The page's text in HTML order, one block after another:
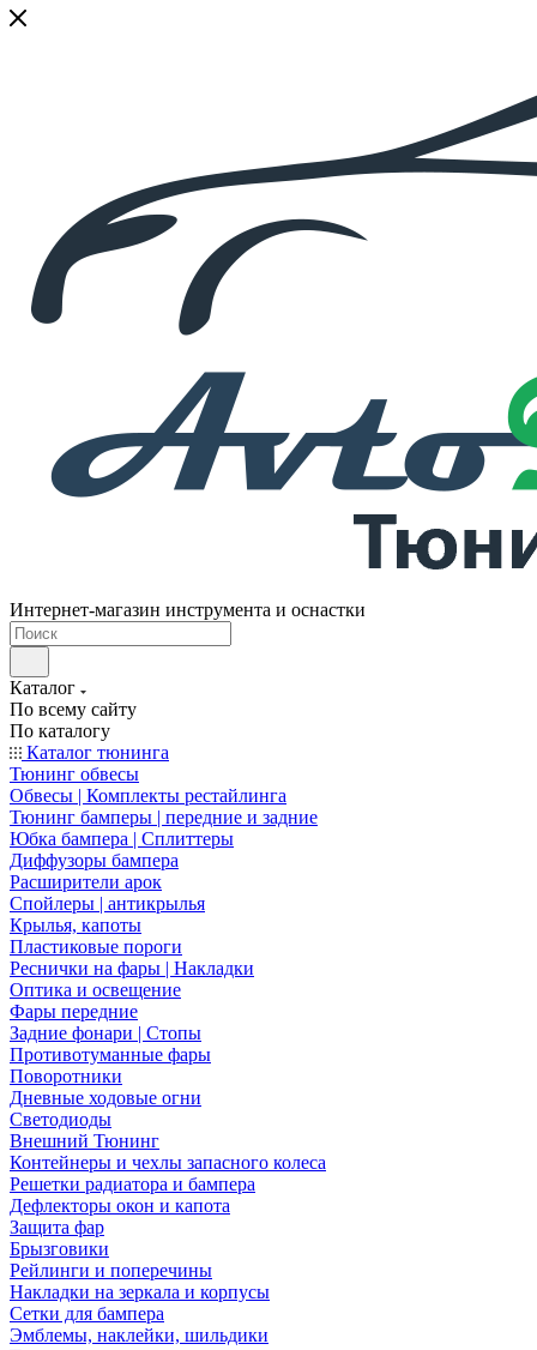
Интернет-магазин инструмента и оснастки
Каталог
По всему сайту
По каталогу
Каталог тюнинга
Тюнинг обвесы
Обвесы | Комплекты рестайлинга
Тюнинг бамперы | передние и задние
Юбка бампера | Сплиттеры
Диффузоры бампера
Расширители арок
Спойлеры | антикрылья
Крылья, капоты
Пластиковые пороги
Реснички на фары | Накладки
Оптика и освещение
Фары передние
Задние фонари | Стопы
Противотуманные фары
Поворотники
Дневные ходовые огни
Светодиоды
Внешний Тюнинг
Контейнеры и чехлы запасного колеса
Решетки радиатора и бампера
Дефлекторы окон и капота
Защита фар
Брызговики
Рейлинги и поперечины
Накладки на зеркала и корпусы
Сетки для бампера
Эмблемы, наклейки, шильдики